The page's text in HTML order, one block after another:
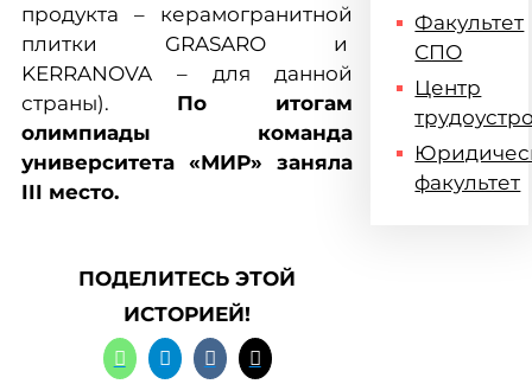
продукта – керамогранитной
плитки GRASARO и
KERRANOVA – для данной
страны). По итогам
олимпиады команда
университета «МИР» заняла
III место.
ПОДЕЛИТЕСЬ ЭТОЙ
ИСТОРИЕЙ!
Факультет
СПО
Центр
факультет